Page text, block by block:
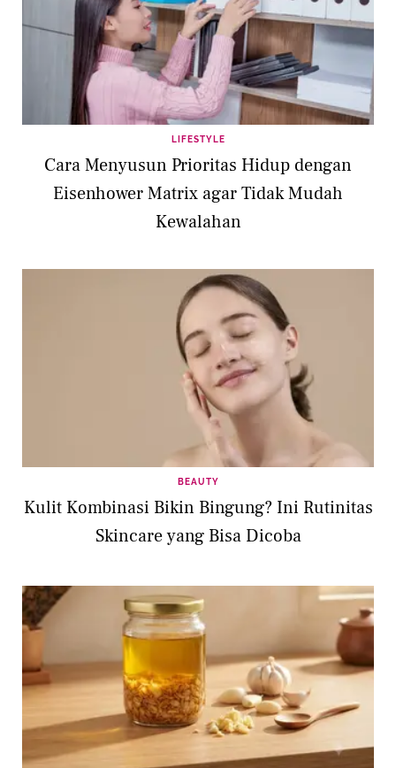
LIFESTYLE
Cara Menyusun Prioritas Hidup dengan
Eisenhower Matrix agar Tidak Mudah
Kewalahan
BEAUTY
Kulit Kombinasi Bikin Bingung? Ini Rutinitas
Skincare yang Bisa Dicoba